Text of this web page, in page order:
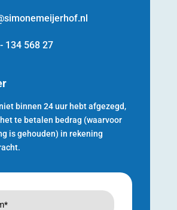
134 568 27
binnen 24 uur hebt afgezegd,
te betalen bedrag (waarvoor
is gehouden) in rekening